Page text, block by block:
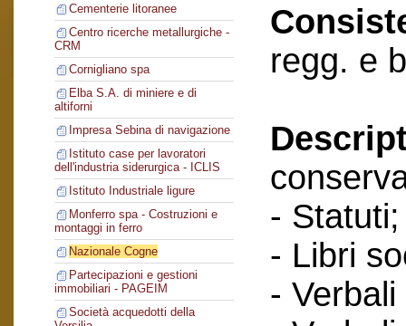
Cementerie litoranee
Centro ricerche metallurgiche -
CRM
Cornigliano spa
Elba S.A. di miniere e di
altiforni
Impresa Sebina di navigazione
Istituto case per lavoratori
dell'industria siderurgica - ICLIS
Istituto Industriale ligure
Monferro spa - Costruzioni e
montaggi in ferro
Nazionale Cogne
Partecipazioni e gestioni
immobiliari - PAGEIM
Società acquedotti della
regg. e
- Statuti;
- Libri
-